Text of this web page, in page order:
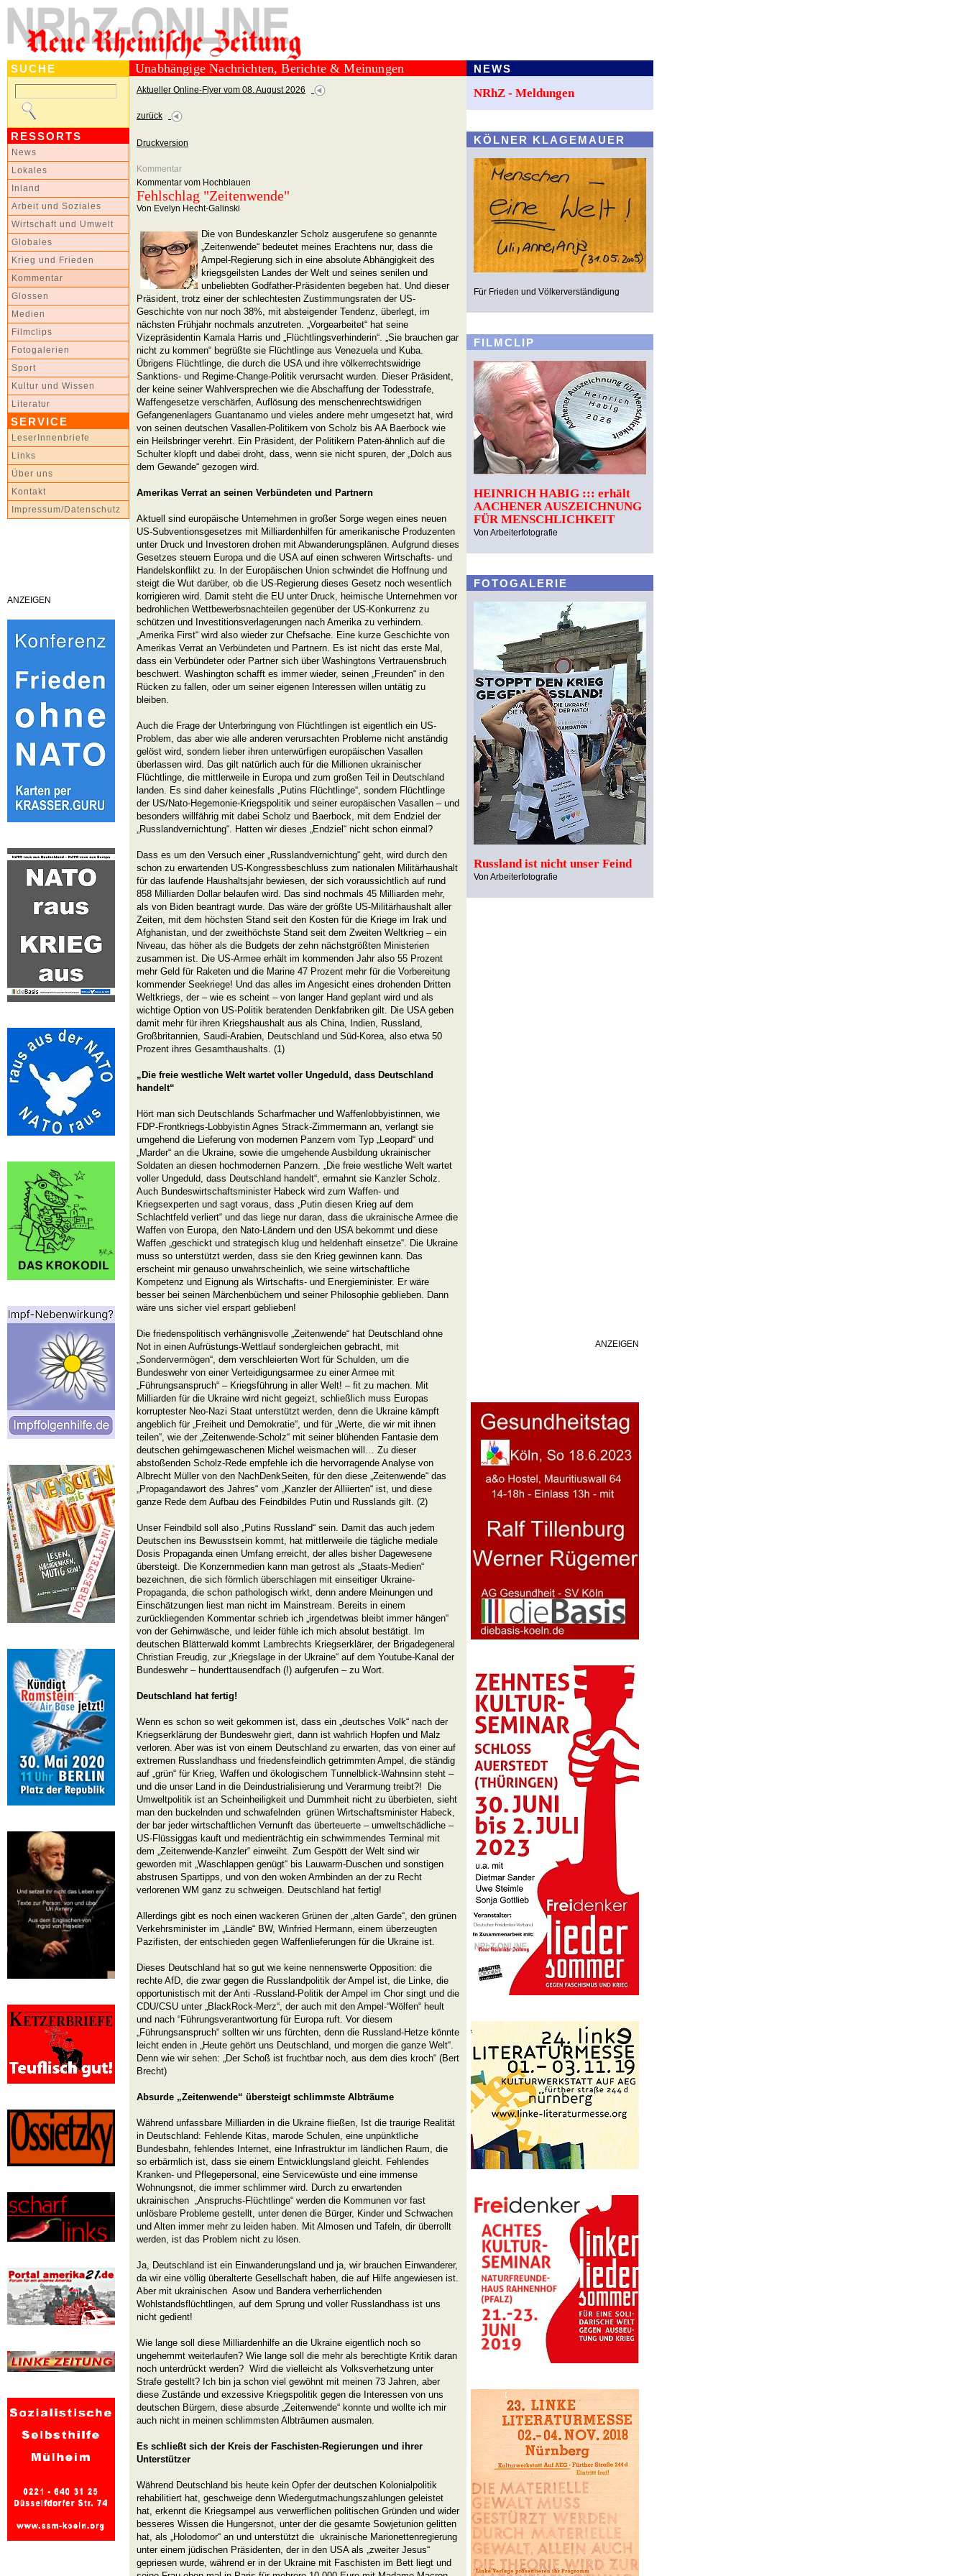
SUCHE
RESSORTS
News
Lokales
Inland
Arbeit und Soziales
Wirtschaft und Umwelt
Globales
Krieg und Frieden
Kommentar
Glossen
Medien
Filmclips
Fotogalerien
Sport
Kultur und Wissen
Literatur
SERVICE
LeserInnenbriefe
Links
Über uns
Kontakt
Impressum/Datenschutz
ANZEIGEN
Unabhängige Nachrichten, Berichte & Meinungen
Aktueller Online-Flyer vom 08. August 2026
zurück
Druckversion
Kommentar
Kommentar vom Hochblauen
Fehlschlag "Zeitenwende"
Von Evelyn Hecht-Galinski
Die von Bundeskanzler Scholz ausgerufene so genannte
„Zeitenwende“ bedeutet meines Erachtens nur, dass die
Ampel-Regierung sich in eine absolute Abhängigkeit des
kriegsgeilsten Landes der Welt und seines senilen und
unbeliebten Godfather-Präsidenten begeben hat. Und dieser
Präsident, trotz einer der schlechtesten Zustimmungsraten der US-
Geschichte von nur noch 38%, mit absteigender Tendenz, überlegt, im
nächsten Frühjahr nochmals anzutreten. „Vorgearbeitet“ hat seine
Vizepräsidentin Kamala Harris und „Flüchtlingsverhinderin“. „Sie brauchen gar
nicht zu kommen“ begrüßte sie Flüchtlinge aus Venezuela und Kuba.
Übrigens Flüchtlinge, die durch die USA und ihre völkerrechtswidrige
Sanktions- und Regime-Change-Politik verursacht wurden. Dieser Präsident,
der keine seiner Wahlversprechen wie die Abschaffung der Todesstrafe,
Waffengesetze verschärfen, Auflösung des menschenrechtswidrigen
Gefangenenlagers Guantanamo und vieles andere mehr umgesetzt hat, wird
von seinen deutschen Vasallen-Politikern von Scholz bis AA Baerbock wie
ein Heilsbringer verehrt. Ein Präsident, der Politikern Paten-ähnlich auf die
Schulter klopft und dabei droht, dass, wenn sie nicht spuren, der „Dolch aus
dem Gewande“ gezogen wird.
Amerikas Verrat an seinen Verbündeten und Partnern
Aktuell sind europäische Unternehmen in großer Sorge wegen eines neuen
US-Subventionsgesetzes mit Milliardenhilfen für amerikanische Produzenten
unter Druck und Investoren drohen mit Abwanderungsplänen. Aufgrund dieses
Gesetzes steuern Europa und die USA auf einen schweren Wirtschafts- und
Handelskonflikt zu. In der Europäischen Union schwindet die Hoffnung und
steigt die Wut darüber, ob die US-Regierung dieses Gesetz noch wesentlich
korrigieren wird. Damit steht die EU unter Druck, heimische Unternehmen vor
bedrohlichen Wettbewerbsnachteilen gegenüber der US-Konkurrenz zu
schützen und Investitionsverlagerungen nach Amerika zu verhindern.
„Amerika First“ wird also wieder zur Chefsache. Eine kurze Geschichte von
Amerikas Verrat an Verbündeten und Partnern. Es ist nicht das erste Mal,
dass ein Verbündeter oder Partner sich über Washingtons Vertrauensbruch
beschwert. Washington schafft es immer wieder, seinen „Freunden“ in den
Rücken zu fallen, oder um seiner eigenen Interessen willen untätig zu
bleiben.
Auch die Frage der Unterbringung von Flüchtlingen ist eigentlich ein US-
Problem, das aber wie alle anderen verursachten Probleme nicht anständig
gelöst wird, sondern lieber ihren unterwürfigen europäischen Vasallen
überlassen wird. Das gilt natürlich auch für die Millionen ukrainischer
Flüchtlinge, die mittlerweile in Europa und zum großen Teil in Deutschland
landen. Es sind daher keinesfalls „Putins Flüchtlinge“, sondern Flüchtlinge
der US/Nato-Hegemonie-Kriegspolitik und seiner europäischen Vasallen – und
besonders willfährig mit dabei Scholz und Baerbock, mit dem Endziel der
„Russlandvernichtung“. Hatten wir dieses „Endziel“ nicht schon einmal?
Dass es um den Versuch einer „Russlandvernichtung“ geht, wird durch den
schon zu erwartenden US-Kongressbeschluss zum nationalen Militärhaushalt
für das laufende Haushaltsjahr bewiesen, der sich voraussichtlich auf rund
858 Milliarden Dollar belaufen wird. Das sind nochmals 45 Milliarden mehr,
als von Biden beantragt wurde. Das wäre der größte US-Militärhaushalt aller
Zeiten, mit dem höchsten Stand seit den Kosten für die Kriege im Irak und
Afghanistan, und der zweithöchste Stand seit dem Zweiten Weltkrieg – ein
Niveau, das höher als die Budgets der zehn nächstgrößten Ministerien
zusammen ist. Die US-Armee erhält im kommenden Jahr also 55 Prozent
mehr Geld für Raketen und die Marine 47 Prozent mehr für die Vorbereitung
kommender Seekriege! Und das alles im Angesicht eines drohenden Dritten
Weltkriegs, der – wie es scheint – von langer Hand geplant wird und als
wichtige Option von US-Politik beratenden Denkfabriken gilt. Die USA geben
damit mehr für ihren Kriegshaushalt aus als China, Indien, Russland,
Großbritannien, Saudi-Arabien, Deutschland und Süd-Korea, also etwa 50
Prozent ihres Gesamthaushalts. (1)
„Die freie westliche Welt wartet voller Ungeduld, dass Deutschland
handelt“
Hört man sich Deutschlands Scharfmacher und Waffenlobbyistinnen, wie
FDP-Frontkriegs-Lobbyistin Agnes Strack-Zimmermann an, verlangt sie
umgehend die Lieferung von modernen Panzern vom Typ „Leopard“ und
„Marder“ an die Ukraine, sowie die umgehende Ausbildung ukrainischer
Soldaten an diesen hochmodernen Panzern. „Die freie westliche Welt wartet
voller Ungeduld, dass Deutschland handelt“, ermahnt sie Kanzler Scholz.
Auch Bundeswirtschaftsminister Habeck wird zum Waffen- und
Kriegsexperten und sagt voraus, dass „Putin diesen Krieg auf dem
Schlachtfeld verliert“ und das liege nur daran, dass die ukrainische Armee die
Waffen von Europa, den Nato-Ländern und den USA bekommt und diese
Waffen „geschickt und strategisch klug und heldenhaft einsetze“. Die Ukraine
muss so unterstützt werden, dass sie den Krieg gewinnen kann. Das
erscheint mir genauso unwahrscheinlich, wie seine wirtschaftliche
Kompetenz und Eignung als Wirtschafts- und Energieminister. Er wäre
besser bei seinen Märchenbüchern und seiner Philosophie geblieben. Dann
wäre uns sicher viel erspart geblieben!
Die friedenspolitisch verhängnisvolle „Zeitenwende“ hat Deutschland ohne
Not in einen Aufrüstungs-Wettlauf sondergleichen gebracht, mit
„Sondervermögen“, dem verschleierten Wort für Schulden, um die
Bundeswehr von einer Verteidigungsarmee zu einer Armee mit
„Führungsanspruch“ – Kriegsführung in aller Welt! – fit zu machen. Mit
Milliarden für die Ukraine wird nicht gegeizt, schließlich muss Europas
korruptester Neo-Nazi Staat unterstützt werden, denn die Ukraine kämpft
angeblich für „Freiheit und Demokratie“, und für „Werte, die wir mit ihnen
teilen“, wie der „Zeitenwende-Scholz“ mit seiner blühenden Fantasie dem
deutschen gehirngewaschenen Michel weismachen will… Zu dieser
abstoßenden Scholz-Rede empfehle ich die hervorragende Analyse von
Albrecht Müller von den NachDenkSeiten, für den diese „Zeitenwende“ das
„Propagandawort des Jahres“ vom „Kanzler der Alliierten“ ist, und diese
ganze Rede dem Aufbau des Feindbildes Putin und Russlands gilt. (2)
Unser Feindbild soll also „Putins Russland“ sein. Damit das auch jedem
Deutschen ins Bewusstsein kommt, hat mittlerweile die tägliche mediale
Dosis Propaganda einen Umfang erreicht, der alles bisher Dagewesene
übersteigt. Die Konzernmedien kann man getrost als „Staats-Medien“
bezeichnen, die sich förmlich überschlagen mit einseitiger Ukraine-
Propaganda, die schon pathologisch wirkt, denn andere Meinungen und
Einschätzungen liest man nicht im Mainstream. Bereits in einem
zurückliegenden Kommentar schrieb ich „irgendetwas bleibt immer hängen“
von der Gehirnwäsche, und leider fühle ich mich absolut bestätigt. Im
deutschen Blätterwald kommt Lambrechts Kriegserklärer, der Brigadegeneral
Christian Freudig, zur „Kriegslage in der Ukraine“ auf dem Youtube-Kanal der
Bundeswehr – hunderttausendfach (!) aufgerufen – zu Wort.
Deutschland hat fertig!
Wenn es schon so weit gekommen ist, dass ein „deutsches Volk“ nach der
Kriegserklärung der Bundeswehr giert, dann ist wahrlich Hopfen und Malz
verloren. Aber was ist von einem Deutschland zu erwarten, das von einer auf
extremen Russlandhass und friedensfeindlich getrimmten Ampel, die ständig
auf „grün“ für Krieg, Waffen und ökologischem Tunnelblick-Wahnsinn steht –
und die unser Land in die Deindustrialisierung und Verarmung treibt?! Die
Umweltpolitik ist an Scheinheiligkeit und Dummheit nicht zu überbieten, sieht
man den buckelnden und schwafelnden grünen Wirtschaftsminister Habeck,
der bar jeder wirtschaftlichen Vernunft das überteuerte – umweltschädliche –
US-Flüssiggas kauft und medienträchtig ein schwimmendes Terminal mit
dem „Zeitenwende-Kanzler“ einweiht. Zum Gespött der Welt sind wir
geworden mit „Waschlappen genügt“ bis Lauwarm-Duschen und sonstigen
abstrusen Spartipps, und von den woken Armbinden an der zu Recht
verlorenen WM ganz zu schweigen. Deutschland hat fertig!
Allerdings gibt es noch einen wackeren Grünen der „alten Garde“, den grünen
Verkehrsminister im „Ländle“ BW, Winfried Hermann, einem überzeugten
Pazifisten, der entschieden gegen Waffenlieferungen für die Ukraine ist.
Dieses Deutschland hat so gut wie keine nennenswerte Opposition: die
rechte AfD, die zwar gegen die Russlandpolitik der Ampel ist, die Linke, die
opportunistisch mit der Anti -Russland-Politik der Ampel im Chor singt und die
CDU/CSU unter „BlackRock-Merz“, der auch mit den Ampel-“Wölfen“ heult
und nach “Führungsverantwortung für Europa ruft. Vor diesem
„Führungsanspruch“ sollten wir uns fürchten, denn die Russland-Hetze könnte
leicht enden in „Heute gehört uns Deutschland, und morgen die ganze Welt“.
Denn wie wir sehen: „Der Schoß ist fruchtbar noch, aus dem dies kroch“ (Bert
Brecht)
Absurde „Zeitenwende“ übersteigt schlimmste Albträume
Während unfassbare Milliarden in die Ukraine fließen, Ist die traurige Realität
in Deutschland: Fehlende Kitas, marode Schulen, eine unpünktliche
Bundesbahn, fehlendes Internet, eine Infrastruktur im ländlichen Raum, die
so erbärmlich ist, dass sie einem Entwicklungsland gleicht. Fehlendes
Kranken- und Pflegepersonal, eine Servicewüste und eine immense
Wohnungsnot, die immer schlimmer wird. Durch zu erwartenden
ukrainischen „Anspruchs-Flüchtlinge“ werden die Kommunen vor fast
unlösbare Probleme gestellt, unter denen die Bürger, Kinder und Schwachen
und Alten immer mehr zu leiden haben. Mit Almosen und Tafeln, dir überrollt
werden, ist das Problem nicht zu lösen.
Ja, Deutschland ist ein Einwanderungsland und ja, wir brauchen Einwanderer,
da wir eine völlig überalterte Gesellschaft haben, die auf Hilfe angewiesen ist.
Aber mit ukrainischen Asow und Bandera verherrlichenden
Wohlstandsflüchtlingen, auf dem Sprung und voller Russlandhass ist uns
nicht gedient!
Wie lange soll diese Milliardenhilfe an die Ukraine eigentlich noch so
ungehemmt weiterlaufen? Wie lange soll die mehr als berechtigte Kritik daran
noch unterdrückt werden? Wird die vielleicht als Volksverhetzung unter
Strafe gestellt? Ich bin ja schon viel gewöhnt mit meinen 73 Jahren, aber
diese Zustände und exzessive Kriegspolitik gegen die Interessen von uns
deutschen Bürgern, diese absurde „Zeitenwende“ konnte und wollte ich mir
auch nicht in meinen schlimmsten Albträumen ausmalen.
Es schließt sich der Kreis der Faschisten-Regierungen und ihrer
Unterstützer
Während Deutschland bis heute kein Opfer der deutschen Kolonialpolitik
rehabilitiert hat, geschweige denn Wiedergutmachungszahlungen geleistet
hat, erkennt die Kriegsampel aus verwerflichen politischen Gründen und wider
besseres Wissen die Hungersnot, unter der die gesamte Sowjetunion gelitten
hat, als „Holodomor“ an und unterstützt die ukrainische Marionettenregierung
unter einem jüdischen Präsidenten, der in den USA als „zweiter Jesus“
gepriesen wurde, während er in der Ukraine mit Faschisten im Bett liegt und
NEWS
NRhZ - Meldungen
KÖLNER KLAGEMAUER
Für Frieden und Völkerverständigung
FILMCLIP
HEINRICH HABIG ::: erhält
AACHENER AUSZEICHNUNG
FÜR MENSCHLICHKEIT
Von Arbeiterfotografie
FOTOGALERIE
Russland ist nicht unser Feind
Von Arbeiterfotografie
ANZEIGEN